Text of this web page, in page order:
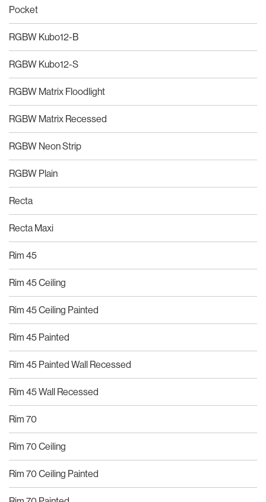
Pocket
RGBW Kubo12-B
RGBW Kubo12-S
RGBW Matrix Floodlight
RGBW Matrix Recessed
RGBW Neon Strip
RGBW Plain
Recta
Recta Maxi
Rim 45
Rim 45 Ceiling
Rim 45 Ceiling Painted
Rim 45 Painted
Rim 45 Painted Wall Recessed
Rim 45 Wall Recessed
Rim 70
Rim 70 Ceiling
Rim 70 Ceiling Painted